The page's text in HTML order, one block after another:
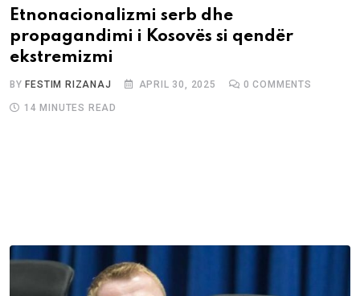
Etnonacionalizmi serb dhe
propagandimi i Kosovës si qendër
ekstremizmi
BY FESTIM RIZANAJ APRIL 30, 2025 0 COMMENTS
14 MINUTES READ